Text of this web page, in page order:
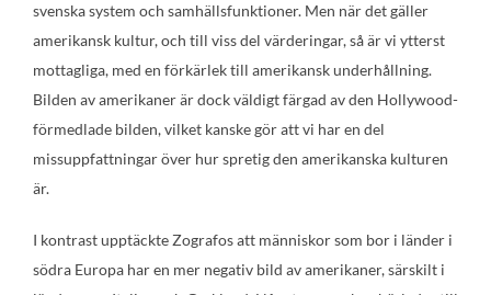
svenska system och samhällsfunktioner. Men när det gäller
amerikansk kultur, och till viss del värderingar, så är vi ytterst
mottagliga, med en förkärlek till amerikansk underhållning.
Bilden av amerikaner är dock väldigt färgad av den Hollywood-
förmedlade bilden, vilket kanske gör att vi har en del
missuppfattningar över hur spretig den amerikanska kulturen
är.
I kontrast upptäckte Zografos att människor som bor i länder i
södra Europa har en mer negativ bild av amerikaner, särskilt i